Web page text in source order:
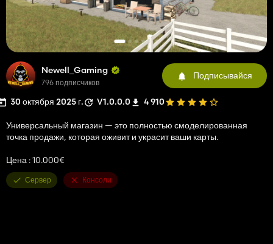
Newell_Gaming
796 подписчиков
Подписывайся
30 октября 2025 г. V1.0.0.0 4 910
Универсальный магазин — это полностью смоделированная
точка продажи, которая оживит и украсит ваши карты.
Цена : 10.000€
Сервер Консоли